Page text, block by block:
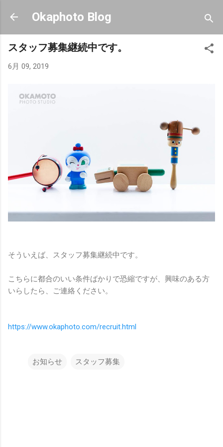
スキップしてメイン コンテンツに移動
Okaphoto Blog
スタッフ募集継続中です。
6月 09, 2019
そういえば、スタッフ募集継続中です。
こちらに都合のいい条件ばかりで恐縮ですが、興味のある方
いらしたら、ご連絡ください。
https://www.okaphoto.com/recruit.html
お知らせ スタッフ募集